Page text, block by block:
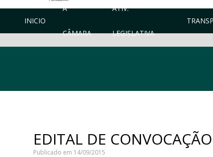
INICIO
A
CÂMARA
ATIV.
LEGISLATIVA
EDITAL DE
Publicado em 14/09/2015